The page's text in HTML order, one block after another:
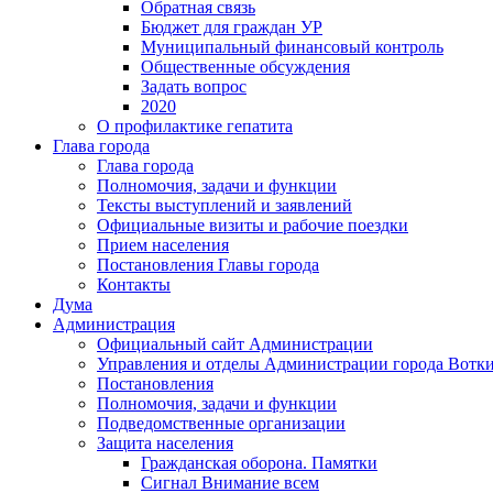
Обратная связь
Бюджет для граждан УР
Муниципальный финансовый контроль
Общественные обсуждения
Задать вопрос
2020
О профилактике гепатита
Глава города
Глава города
Полномочия, задачи и функции
Тексты выступлений и заявлений
Официальные визиты и рабочие поездки
Прием населения
Постановления Главы города
Контакты
Дума
Администрация
Официальный сайт Администрации
Управления и отделы Администрации города
Постановления
Полномочия, задачи и функции
Подведомственные организации
Защита населения
Гражданская оборона. Памятки
Сигнал Внимание всем